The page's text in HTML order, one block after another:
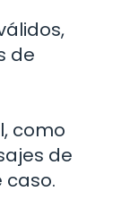
de
como
de
caso.